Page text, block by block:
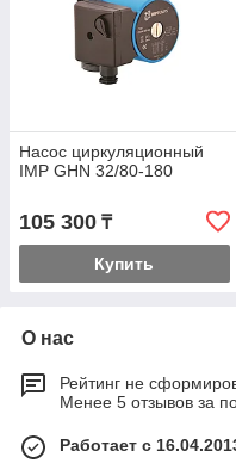
Насос циркуляционный
IMP GHN 32/80-180
105 300 ₸
Купить
О нас
Рейтинг не
Менее 5 отзывов за
Работает с